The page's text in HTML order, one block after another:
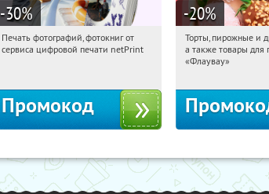
-30%
17:25:45 Получили:
Печать фотографий, фотокниг от
сервиса цифровой печати netPrint
Промокод
-20%
17:25:45
Россия
Торты, пирожные и
а также товары для
«Флаувау»